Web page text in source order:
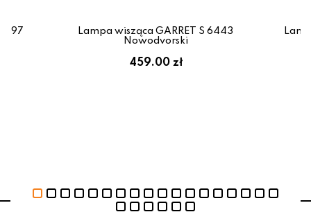
Lampa wisząca GARRET S 6443
Nowodvorski
459.00 zł